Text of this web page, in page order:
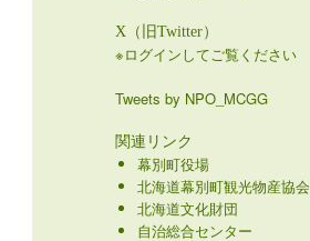
X（旧Twitter）
※ログインしてご覧ください
Tweets by NPO_MCGG
関連リンク
幕別町役場
北海道幕別町観光物産協会
北海道文化財団
自治総合センター